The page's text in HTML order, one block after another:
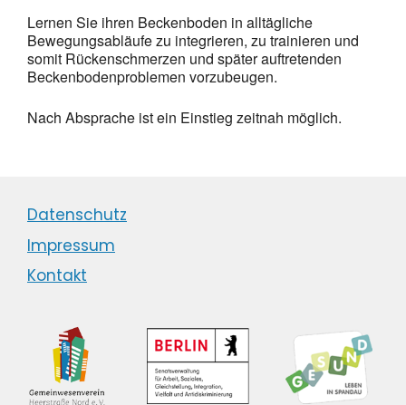
Lernen Sie ihren Beckenboden in alltägliche
Bewegungsabläufe zu integrieren, zu trainieren und
somit Rückenschmerzen und später auftretenden
Beckenbodenproblemen vorzubeugen.
Nach Absprache ist ein Einstieg zeitnah möglich.
Datenschutz
Impressum
Kontakt